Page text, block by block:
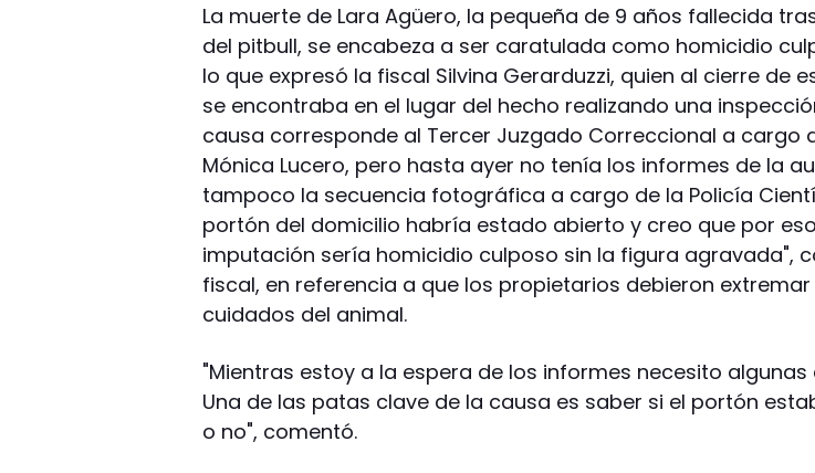
La muerte de Lara Agüero, la pequeña de 9 años fallecida
del pitbull, se encabeza a ser caratulada como homicidio
lo que expresó la fiscal Silvina Gerarduzzi, quien al cierre de
se encontraba en el lugar del hecho realizando una
causa corresponde al Tercer Juzgado Correccional a cargo
Mónica Lucero, pero hasta ayer no tenía los informes de la
tampoco la secuencia fotográfica a cargo de la Policía
portón del domicilio habría estado abierto y creo que por
imputación sería homicidio culposo sin la figura agravada",
fiscal, en referencia a que los propietarios debieron extremar
cuidados del animal.
"Mientras estoy a la espera de los informes necesito algunas
Una de las patas clave de la causa es saber si el portón
o no", comentó.